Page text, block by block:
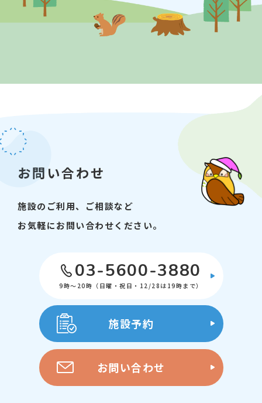
【問い合わせ先】江東区立こどもプラザ図書
館 03-5600-3885
お問い合わせ
施設のご利用、ご相談など
お気軽にお問い合わせください。
03-5600-3880
9時～20時（日曜・祝日・12/28は19時まで）
施設予約
お問い合わせ